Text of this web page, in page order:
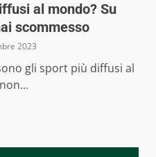
al mondo? Su
scommesso
2023
gli sport più diffusi al